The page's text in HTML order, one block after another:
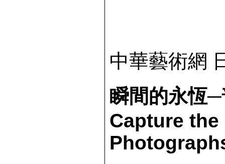
中華藝術網
瞬間的永恆
Capture